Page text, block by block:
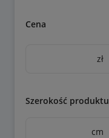
Cena
zł
Szerokość produktu
cm